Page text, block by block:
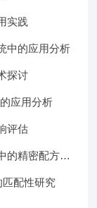
实践
中的应用分析​
探讨
应用分析
评估​
的精密配方设
匹配性研究